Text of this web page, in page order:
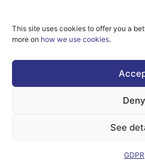
This site uses cookies to offer you a
more on how we use cookies.
Deny
See
GDPR